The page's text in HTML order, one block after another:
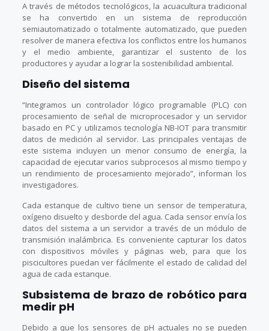
A través de métodos tecnológicos, la acuacultura tradicional
se ha convertido en un sistema de reproducción
semiautomatizado o totalmente automatizado, que pueden
resolver de manera efectiva los conflictos entre los humanos
y el medio ambiente, garantizar el sustento de los
productores y ayudar a lograr la sostenibilidad ambiental.
Diseño del sistema
“Integramos un controlador lógico programable (PLC) con
procesamiento de señal de microprocesador y un servidor
basado en PC y utilizamos tecnología NB-IOT para transmitir
datos de medición al servidor. Las principales ventajas de
este sistema incluyen un menor consumo de energía, la
capacidad de ejecutar varios subprocesos al mismo tiempo y
un rendimiento de procesamiento mejorado”, informan los
investigadores.
Cada estanque de cultivo tiene un sensor de temperatura,
oxígeno disuelto y desborde del agua. Cada sensor envía los
datos del sistema a un servidor a través de un módulo de
transmisión inalámbrica. Es conveniente capturar los datos
con dispositivos móviles y páginas web, para que los
piscicultores puedan ver fácilmente el estado de calidad del
agua de cada estanque.
Subsistema de brazo de robótico para
medir pH
Debido a que los sensores de pH actuales no se pueden